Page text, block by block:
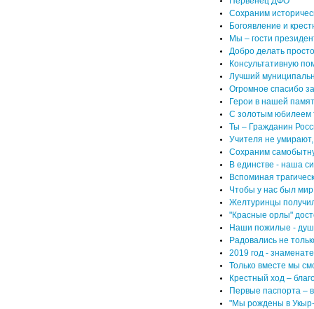
Сохраним
Богоявление и
Мы – гости
Добро делать
Консультативную
Лучший
Огромное спасибо
Герои в нашей
С золотым юбилеем
Ты – Гражданин
Учителя не
Сохраним
В единстве - наша
Вспоминая
Чтобы у нас был
Желтуринцы
"Красные орлы"
Наши пожилые -
Радовались не
2019 год -
Только вместе мы
Крестный ход –
Первые паспорта –
"Мы рождены в